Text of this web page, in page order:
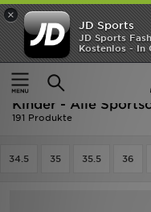
×
JD Sports
JD Sports
Kostenlos - In
Startseite
Kinder
Kinder - Alle
191 Produkte
34.5 35 35.5 36
Startseite
ANGEBOTE
Marken